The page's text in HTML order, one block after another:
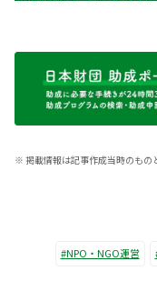
※ 掲載情報は記事作成当時のもの
#NPO・NGO運営